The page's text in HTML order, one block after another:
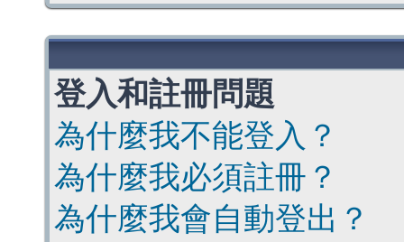
登入和註冊問題
為什麼我不能登入？
為什麼我必須註冊？
為什麼我會自動登出？